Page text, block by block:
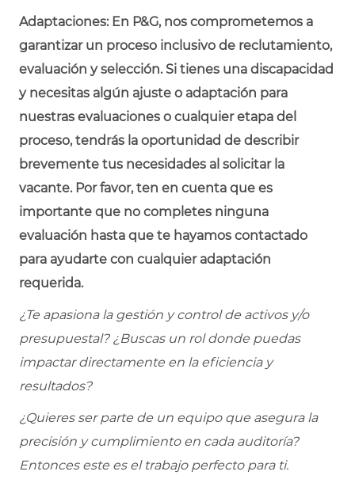
Adaptaciones: En P&G, nos comprometemos a
garantizar un proceso inclusivo de reclutamiento,
evaluación y selección. Si tienes una discapacidad
y necesitas algún ajuste o adaptación para
nuestras evaluaciones o cualquier etapa del
proceso, tendrás la oportunidad de describir
brevemente tus necesidades al solicitar la
vacante. Por favor, ten en cuenta que es
importante que no completes ninguna
evaluación hasta que te hayamos contactado
para ayudarte con cualquier adaptación
requerida.
¿Te apasiona la gestión y control de activos y/o
presupuestal? ¿Buscas un rol donde puedas
impactar directamente en la eficiencia y
resultados?
¿Quieres ser parte de un equipo que asegura la
precisión y cumplimiento en cada auditoría?
Entonces este es el trabajo perfecto para ti.